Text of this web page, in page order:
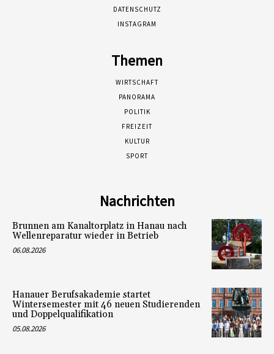
DATENSCHUTZ
INSTAGRAM
Themen
WIRTSCHAFT
PANORAMA
POLITIK
FREIZEIT
KULTUR
SPORT
Nachrichten
Brunnen am Kanaltorplatz in Hanau nach
Wellenreparatur wieder in Betrieb
06.08.2026
Hanauer Berufsakademie startet
Wintersemester mit 46 neuen Studierenden
und Doppelqualifikation
05.08.2026